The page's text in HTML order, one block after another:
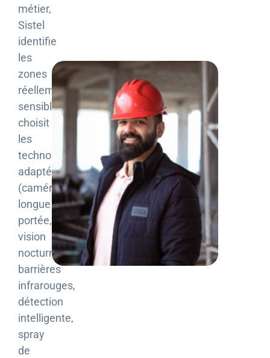
métier,
Sistel
identifie
les
zones
réellement
sensibles,
choisit
les
technologies
adaptées
(caméras
longue
portée,
vision
nocturne,
barrières
infrarouges,
détection
intelligente,
spray
de